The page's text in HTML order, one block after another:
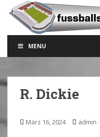
a
MENU
R. Dickie
März 16, 2024 admin